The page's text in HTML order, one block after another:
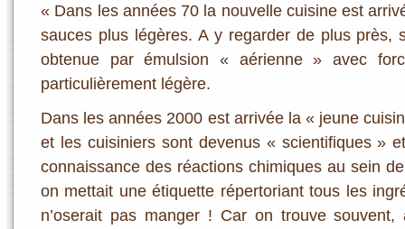
« Dans les années 70 la nouvelle cuisine est
sauces plus légères. A y regarder de plus
obtenue par émulsion « aérienne » avec
particulièrement légère.
Dans les années 2000 est arrivée la « jeune
et les cuisiniers sont devenus « scientifiques »
connaissance des réactions chimiques au sein
on mettait une étiquette répertoriant tous les
n’oserait pas manger ! Car on trouve